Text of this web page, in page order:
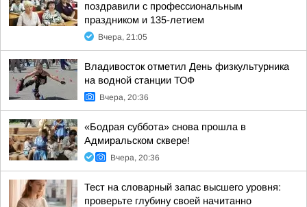
поздравили с профессиональным
праздником и 135-летием
Вчера, 21:05
Владивосток отметил День физкультурника
на водной станции ТОФ
Вчера, 20:36
«Бодрая суббота» снова прошла в
Адмиральском сквере!
Вчера, 20:36
Тест на словарный запас высшего уровня:
проверьте глубину своей начитанно